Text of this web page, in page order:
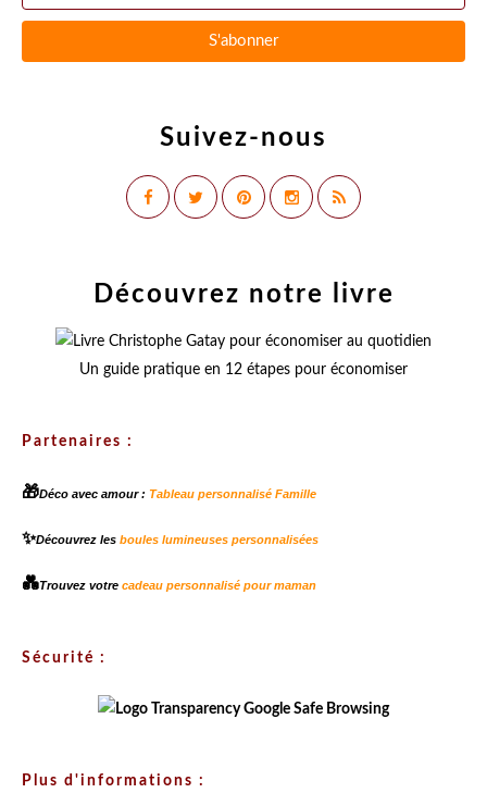
Suivez-nous
Découvrez notre livre
Un guide pratique en 12 étapes pour économiser
Partenaires :
🎁Déco avec amour : Tableau personnalisé Famille
✨Découvrez les boules lumineuses personnalisées
💑Trouvez votre cadeau personnalisé pour maman
Sécurité :
Plus d'informations :